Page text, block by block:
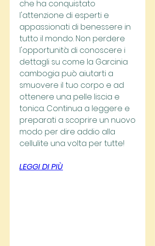
che ha conquistato
l'attenzione di esperti e
appassionati di benessere in
tutto il mondo. Non perdere
l'opportunità di conoscere i
dettagli su come la Garcinia
cambogia può aiutarti a
smuovere il tuo corpo e ad
ottenere una pelle liscia e
tonica. Continua a leggere e
preparati a scoprire un nuovo
modo per dire addio alla
cellulite una volta per tutte!
LEGGI DI PIÙ